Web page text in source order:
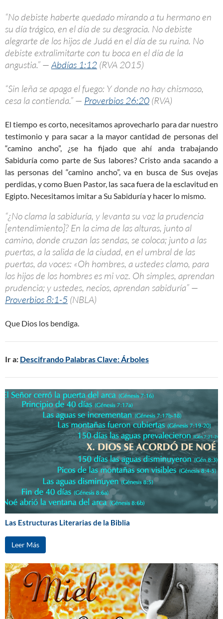
“No debiste haberte quedado mirando a tu hermano en
su día trágico, en el día de su desgracia. No debiste
alegrarte de los hijos de Judá en el día de su ruina. No
debiste extralimitarte con tu boca en el día de la
angustia.” —Abdías 1:12 (RVA 2015)
“Sin leña se apaga el fuego: Y donde no hay chismoso,
cesa la contienda.” — Proverbios 26:20 (RVA)
El tiempo es corto, necesitamos aprovecharlo para dar nuestro
testimonio y para sacar a la mayor cantidad de personas del
“camino ancho”, ¿se ha fijado que ahí anda trabajando
Sabiduría como parte de Sus labores? Cristo anda sacando a
las personas del “camino ancho”, va en busca de Sus ovejas
perdidas, y como Buen Pastor, las saca fuera de la esclavitud en
Egipto. Necesitamos imitar a Su Sabiduría y hacer lo mismo.
“¿No clama la sabiduría, y levanta su voz la prudencia
[entendimiento]? En la cima de las alturas, junto al
camino, donde cruzan las sendas, se coloca; junto a las
puertas, a la salida de la ciudad, en el umbral de las
puertas, da voces: «Oh hombres, a ustedes clamo, para
los hijos de los hombres es mi voz. Oh simples, aprendan
prudencia; y ustedes, necios, aprendan sabiduría” —
Proverbios 8:1-5 (NBLA)
Que Dios los bendiga.
Ir a: Descifrando Palabras Clave: Árboles
Las Estructuras Literarias de la Biblia
Leer Más